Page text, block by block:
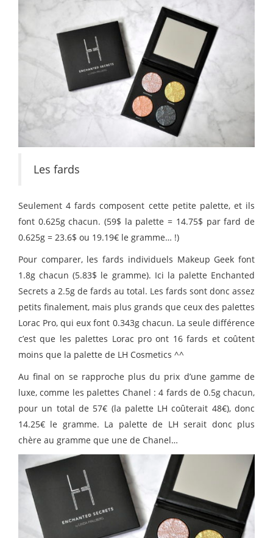
Les fards
Seulement 4 fards composent cette petite palette, et ils
font 0.625g chacun. (59$ la palette = 14.75$ par fard de
0.625g = 23.6$ ou 19.19€ le gramme… !)
Pour comparer, les fards individuels Makeup Geek font
1.8g chacun (5.83$ le gramme). Ici la palette Enchanted
Secrets a 2.5g de fards au total. Les fards sont donc assez
petits finalement, mais plus grands que ceux des palettes
Lorac Pro, qui eux font 0.343g chacun. La seule différence
c’est que les palettes Lorac pro ont 16 fards et coûtent
moins que la palette de LH Cosmetics ^^
Au final on se rapproche plus du prix d’une gamme de
luxe, comme les palettes Chanel : 4 fards de 0.5g chacun,
pour un total de 57€ (la palette LH coûterait 48€), donc
14.25€ le gramme. La palette de LH serait donc plus
chère au gramme que une de Chanel…